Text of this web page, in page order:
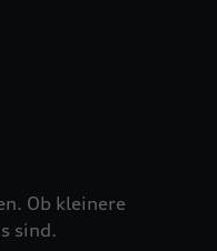
Ob kleinere
sind.